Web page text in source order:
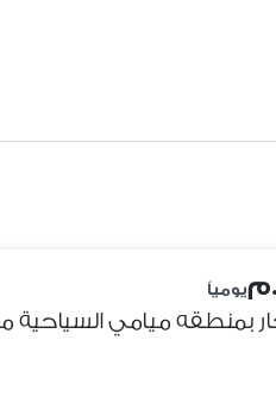
يومياً